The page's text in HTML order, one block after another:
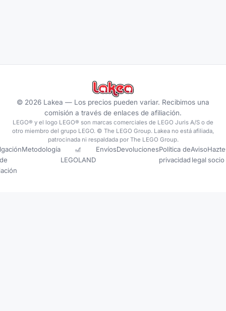
© 2026 Lakea — Los precios pueden variar. Recibimos una
comisión a través de enlaces de afiliación.
LEGO® y el logo LEGO® son marcas comerciales de LEGO Juris A/S o de
otro miembro del grupo LEGO. © The LEGO Group. Lakea no está afiliada,
patrocinada ni respaldada por The LEGO Group.
de
Metodología
🎢
LEGOLAND
EnvíosDevolucionesPolítica de
privacidad
Aviso
legal
Hazte
socio